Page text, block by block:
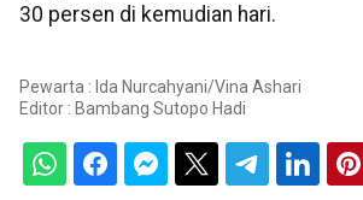
30 persen di kemudian hari.
Pewarta : Ida Nurcahyani/Vina Ashari
Editor : Bambang Sutopo Hadi